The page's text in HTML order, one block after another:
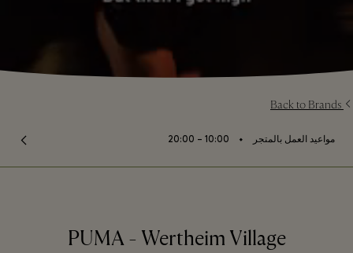
Back to Brands
مواعيد العمل بالمتجر ⬩
10:00 – 20:00
PUMA - Wertheim Village